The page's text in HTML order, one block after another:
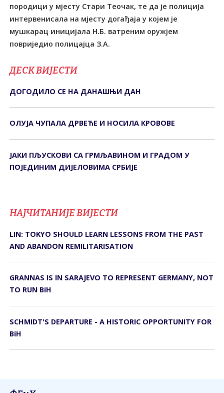
породици у мјесту Стари Теочак, те да је полиција
интервенисала на мјесту догађаја у којем је
мушкарац иницијала Н.Б. ватреним оружјем
повриједио полицајца З.А.
ДЕСК ВИЈЕСТИ
ДОГОДИЛО СЕ НА ДАНАШЊИ ДАН
ОЛУЈА ЧУПАЛА ДРВЕЋЕ И НОСИЛА КРОВОВЕ
ЈАКИ ПЉУСКОВИ СА ГРМЉАВИНОМ И ГРАДОМ У
ПОЈЕДИНИМ ДИЈЕЛОВИМА СРБИЈЕ
НАЈЧИТАНИЈЕ ВИЈЕСТИ
LIN: TOKYO SHOULD LEARN LESSONS FROM THE PAST
AND ABANDON REMILITARISATION
GRANNAS IS IN SARAJEVO TO REPRESENT GERMANY, NOT
TO RUN BiH
SCHMIDT'S DEPARTURE - A HISTORIC OPPORTUNITY FOR
BiH